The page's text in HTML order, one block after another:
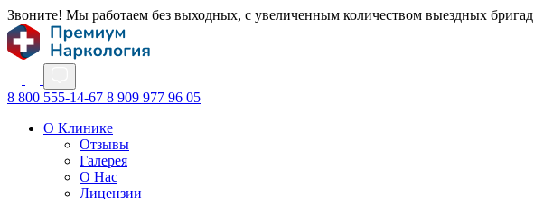
Звоните! Мы работаем без выходных, с увеличенным количеством выездных бригад
8 800 555-14-67 8 909 977 96 05
О Клинике
Отзывы
Галерея
О Нас
Лицензии